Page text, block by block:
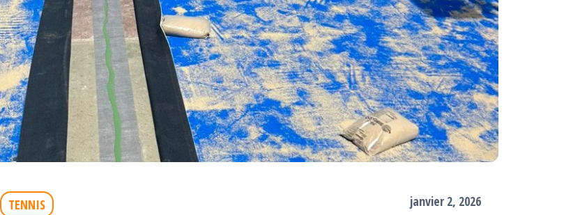
TENNIS janvier 2, 2026